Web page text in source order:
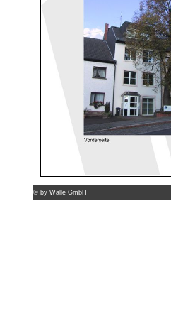
©by Walle GmbH